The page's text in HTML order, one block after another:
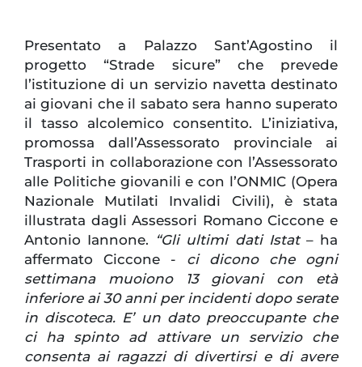
Presentato a Palazzo Sant’Agostino il
progetto “Strade sicure” che prevede
l’istituzione di un servizio navetta destinato
ai giovani che il sabato sera hanno superato
il tasso alcolemico consentito. L’iniziativa,
promossa dall’Assessorato provinciale ai
Trasporti in collaborazione con l’Assessorato
alle Politiche giovanili e con l’ONMIC (Opera
Nazionale Mutilati Invalidi Civili), è stata
illustrata dagli Assessori Romano Ciccone e
Antonio Iannone. “Gli ultimi dati Istat– ha
affermato Ciccone - ci dicono che ogni
settimana muoiono 13 giovani con età
inferiore ai 30 anni per incidenti dopo serate
in discoteca. E’ un dato preoccupante che
ci ha spinto ad attivare un servizio che
consenta ai ragazzi di divertirsi e di avere